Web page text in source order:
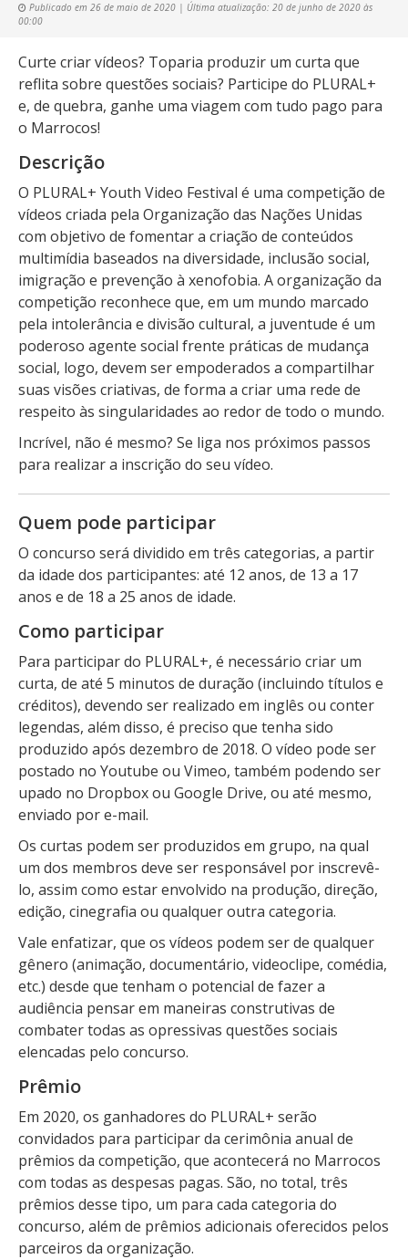
Publicado em 26 de maio de 2020 | Última atualização: 20 de junho de 2020 às
00:00
Curte criar vídeos? Toparia produzir um curta que
reflita sobre questões sociais? Participe do PLURAL+
e, de quebra, ganhe uma viagem com tudo pago para
o Marrocos!
Descrição
O PLURAL+ Youth Video Festival é uma competição de
vídeos criada pela Organização das Nações Unidas
com objetivo de fomentar a criação de conteúdos
multimídia baseados na diversidade, inclusão social,
imigração e prevenção à xenofobia. A organização da
competição reconhece que, em um mundo marcado
pela intolerância e divisão cultural, a juventude é um
poderoso agente social frente práticas de mudança
social, logo, devem ser empoderados a compartilhar
suas visões criativas, de forma a criar uma rede de
respeito às singularidades ao redor de todo o mundo.
Incrível, não é mesmo? Se liga nos próximos passos
para realizar a inscrição do seu vídeo.
Quem pode participar
O concurso será dividido em três categorias, a partir
da idade dos participantes: até 12 anos, de 13 a 17
anos e de 18 a 25 anos de idade.
Como participar
Para participar do PLURAL+, é necessário criar um
curta, de até 5 minutos de duração (incluindo títulos e
créditos), devendo ser realizado em inglês ou conter
legendas, além disso, é preciso que tenha sido
produzido após dezembro de 2018. O vídeo pode ser
postado no Youtube ou Vimeo, também podendo ser
upado no Dropbox ou Google Drive, ou até mesmo,
enviado por e-mail.
Os curtas podem ser produzidos em grupo, na qual
um dos membros deve ser responsável por inscrevê-
lo, assim como estar envolvido na produção, direção,
edição, cinegrafia ou qualquer outra categoria.
Vale enfatizar, que os vídeos podem ser de qualquer
gênero (animação, documentário, videoclipe, comédia,
etc.) desde que tenham o potencial de fazer a
audiência pensar em maneiras construtivas de
combater todas as opressivas questões sociais
elencadas pelo concurso.
Prêmio
Em 2020, os ganhadores do PLURAL+ serão
convidados para participar da cerimônia anual de
prêmios da competição, que acontecerá no Marrocos
com todas as despesas pagas. São, no total, três
prêmios desse tipo, um para cada categoria do
concurso, além de prêmios adicionais oferecidos pelos
parceiros da organização.